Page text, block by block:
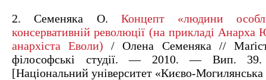
2. Семеняка О. Концепт «людини
консервативній революції (на прикладі Анарха
анархіста Еволи) / Олена Семеняка //
філософські студії. — 2010. — Вип.
[Національний університет «Києво-Могилянська